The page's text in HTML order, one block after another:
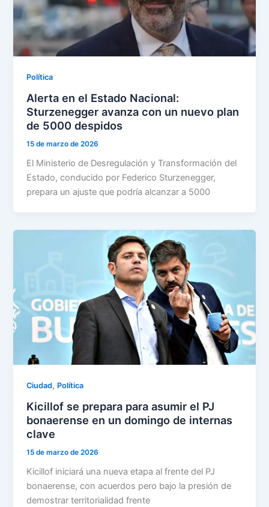
Política
Alerta en el Estado Nacional:
Sturzenegger avanza con un nuevo plan
de 5000 despidos
15 de marzo de 2026
El Ministerio de Desregulación y Transformación del
Estado, conducido por Federico Sturzenegger,
prepara un ajuste que podría alcanzar a 5000
Ciudad, Política
Kicillof se prepara para asumir el PJ
bonaerense en un domingo de internas
clave
15 de marzo de 2026
Kicillof iniciará una nueva etapa al frente del PJ
bonaerense, con acuerdos pero bajo la presión de
demostrar territorialidad frente